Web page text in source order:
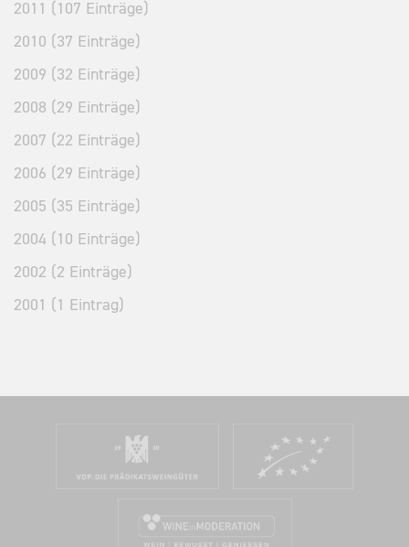
2011 (107 Einträge)
2010 (37 Einträge)
2009 (32 Einträge)
2008 (29 Einträge)
2007 (22 Einträge)
2006 (29 Einträge)
2005 (35 Einträge)
2004 (10 Einträge)
2002 (2 Einträge)
2001 (1 Eintrag)